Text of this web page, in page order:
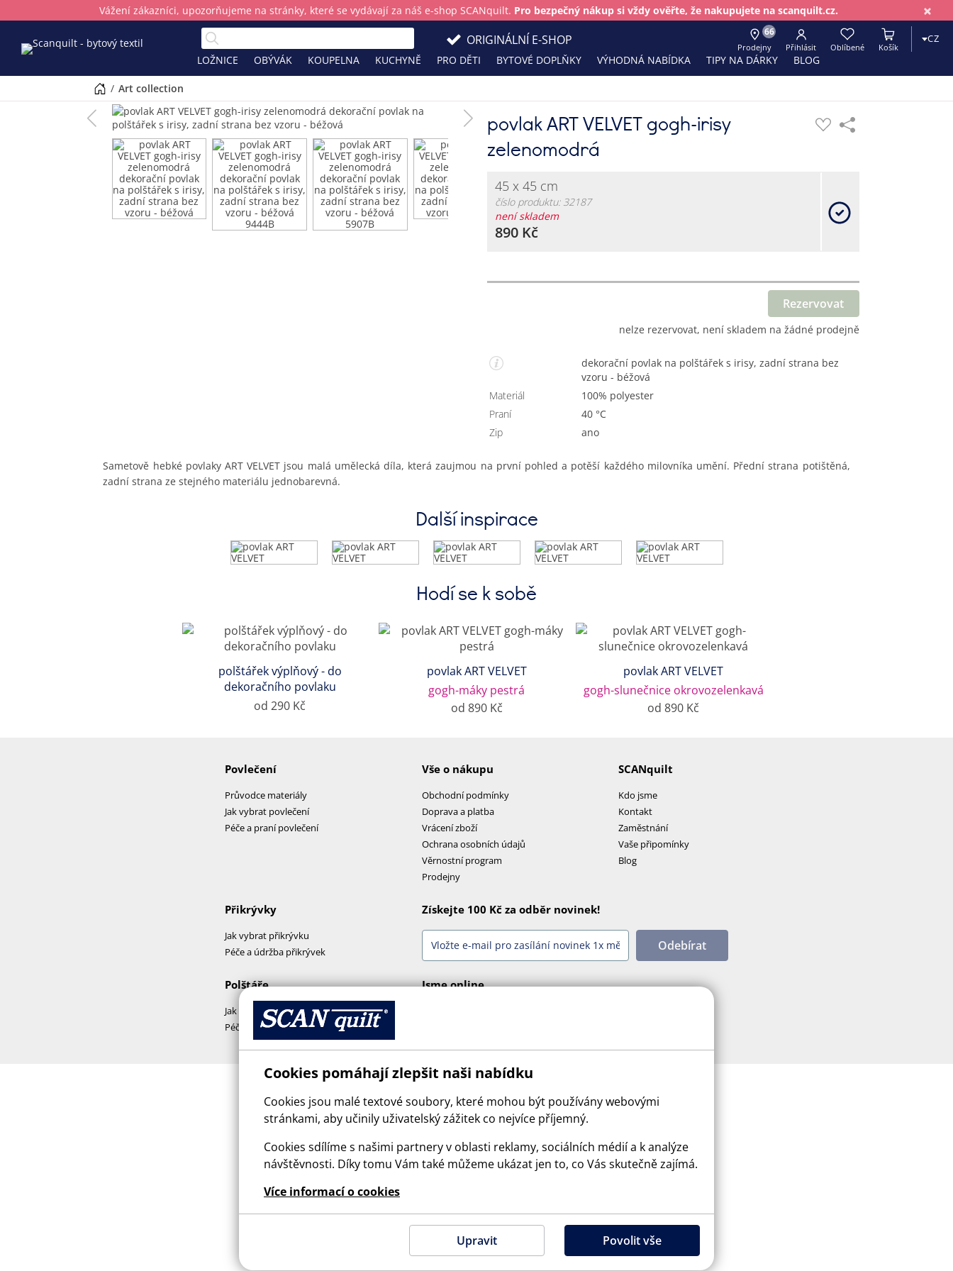
×
Vážení zákazníci, upozorňujeme na stránky, které se vydávají za náš e-shop SCANquilt. Pro bezpečný nákup si vždy ověřte, že nakupujete na scanquilt.cz.
LOŽNICE OBÝVÁK KOUPELNA KUCHYNĚ PRO DĚTI BYTOVÉ DOPLŇKY VÝHODNÁ NABÍDKA TIPY NA DÁRKY BLOG
66
Prodejny Přihlásit Oblíbené Košík
CZ
ORIGINÁLNÍ E-SHOP
/ art collection
povlak ART VELVET gogh-irisy
zelenomodrá
45 x 45 cm
číslo produktu: 32187
není skladem
890 Kč
Rezervovat
nelze rezervovat, není skladem na žádné prodejně
dekorační povlak na polštářek s irisy, zadní strana bez
vzoru - béžová
Materiál
100% polyester
Praní
40 °C
Zip
Ano
Sametově hebké povlaky ART VELVET jsou malá umělecká díla, která zaujmou na první pohled a potěší každého milovníka umění. Přední strana potištěná,
zadní strana ze stejného materiálu jednobarevná.
Další inspirace
Hodí se k sobě
polštářek výplňový - do
dekoračního povlaku
od 290 Kč
povlak ART VELVET
gogh-máky pestrá
od 890 Kč
povlak ART VELVET
gogh-slunečnice okrovozelenkavá
od 890 Kč
Povlečení
Průvodce materiály
Jak vybrat povlečení
Péče a praní povlečení
Vše o nákupu
Obchodní podmínky
Doprava a platba
Vrácení zboží
Ochrana osobních údajů
Věrnostní program
Prodejny
SCANquilt
Kdo jsme
Kontakt
Zaměstnání
Vaše připomínky
Blog
Přikrývky
Jak vybrat přikrývku
Péče a údržba přikrývek
Polštáře
Jak vybrat polštář
Péče a praní polštářů
Získejte 100 Kč za odběr novinek!
Odebírat
Jsme online
© 2026 SCANquilt - všechna práva vyhrazena
This site is protected by reCAPTCHA and the Google
Cookies pomáhají zlepšit naši nabídku
Cookies jsou malé textové soubory, které mohou být používány webovými
stránkami, aby učinily uživatelský zážitek co nejvíce příjemný.
Cookies sdílíme s našimi partnery v oblasti reklamy, sociálních médií a k analýze
návštěvnosti. Díky tomu Vám také můžeme ukázat jen to, co Vás skutečně zajímá.
Více informací o cookies
Upravit Povolit vše